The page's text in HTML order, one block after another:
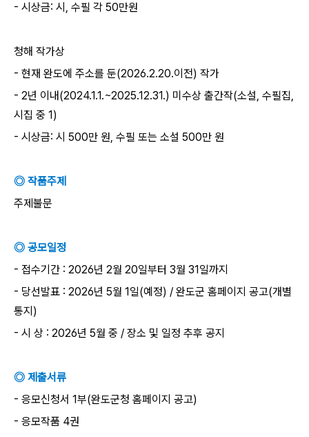
- 시상금: 시, 수필 각 50만원
청해 작가상
- 현재 완도에 주소를 둔(2026.2.20.이전) 작가
- 2년 이내(2024.1.1.~2025.12.31.) 미수상 출간작(소설, 수필집,
시집 중 1)
- 시상금: 시 500만 원, 수필 또는 소설 500만 원
◎ 작품주제
주제불문
◎ 공모일정
- 접수기간 : 2026년 2월 20일부터 3월 31일까지
- 당선발표 : 2026년 5월 1일(예정) / 완도군 홈페이지 공고(개별
통지)
- 시 상 : 2026년 5월 중 / 장소 및 일정 추후 공지
◎ 제출서류
- 응모신청서 1부(완도군청 홈페이지 공고)
- 응모작품 4권